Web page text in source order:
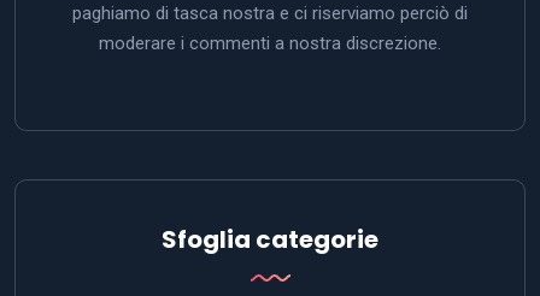
paghiamo di tasca nostra e ci riserviamo perciò di
moderare i commenti a nostra discrezione.
Sfoglia categorie